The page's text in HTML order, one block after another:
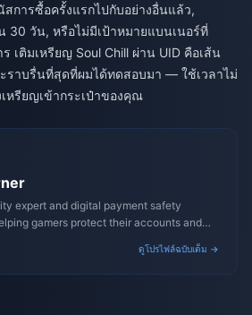
การซื้อครั้งแรกไปกับอย่างอื่นแล้ว,
30 วัน, หรือไม่มีเป้าหมายแบนเนอร์ที่
เติมเหรียญ Soul Chill ผ่าน UID คือเส้น
ราบรื่นที่สุดที่ผมได้ทดสอบมา — ใช้เวลาไม่
หรียญเข้ากระเป๋าของคุณ
expert and digital payment safety
gamers protect their accounts and
ดูโปรไฟล์ฉบับเต็ม →